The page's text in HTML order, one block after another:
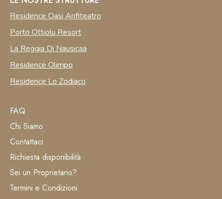
FAQ
Chi Siamo
Contattaci
Richiesta disponibilità
Sei un Proprietario?
Termini e Condizioni
Residence Oasi Anfiteatro
Porto Ottiolu Resort
La Reggia Di Nausicaa
Residence Olimpo
Residence Lo Zodiaco